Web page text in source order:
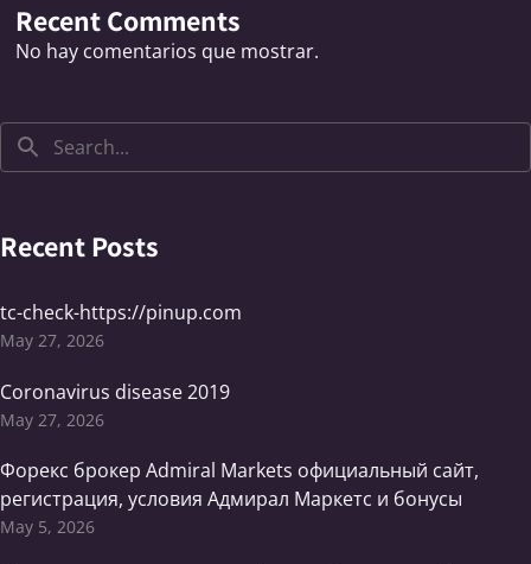
Recent Comments
No hay comentarios que mostrar.
Recent Posts
tc-check-https://pinup.com
May 27, 2026
Coronavirus disease 2019
May 27, 2026
Форекс брокер Admiral Markets официальный сайт,
регистрация, условия Адмирал Маркетс и бонусы
May 5, 2026